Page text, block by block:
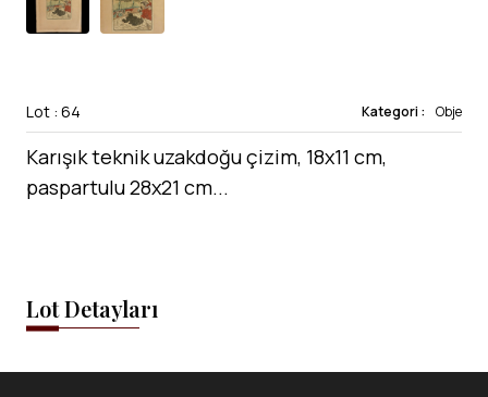
Lot : 64 Kategori : Obje
Karışık teknik uzakdoğu çizim, 18x11 cm,
paspartulu 28x21 cm...
Lot Detayları